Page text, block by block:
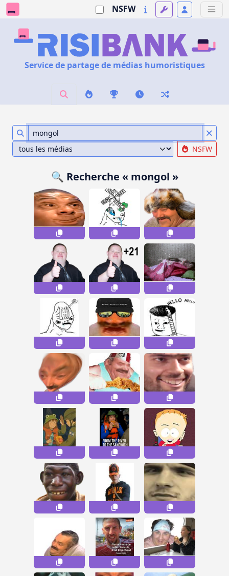
NSFW
Service de partage de médias humoristiques
NSFW
🔍 Recherche « mongol »